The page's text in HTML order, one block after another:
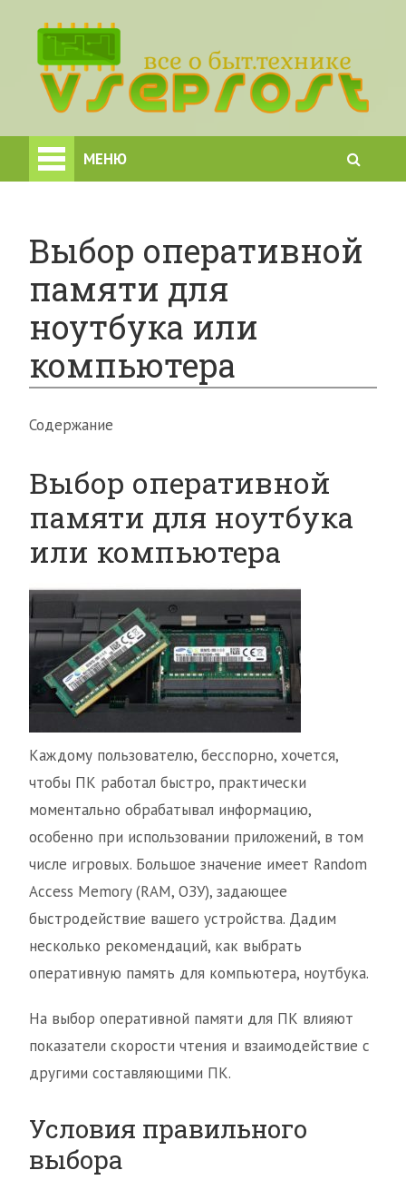
МЕНЮ
Выбор оперативной
памяти для
ноутбука или
компьютера
Содержание
Выбор оперативной
памяти для ноутбука
или компьютера
Каждому пользователю, бесспорно, хочется,
чтобы ПК работал быстро, практически
моментально обрабатывал информацию,
особенно при использовании приложений, в том
числе игровых. Большое значение имеет Random
Access Memory (RAM, ОЗУ), задающее
быстродействие вашего устройства. Дадим
несколько рекомендаций, как выбрать
оперативную память для компьютера, ноутбука.
На выбор оперативной памяти для ПК влияют
показатели скорости чтения и взаимодействие с
другими составляющими ПК.
Условия правильного
выбора